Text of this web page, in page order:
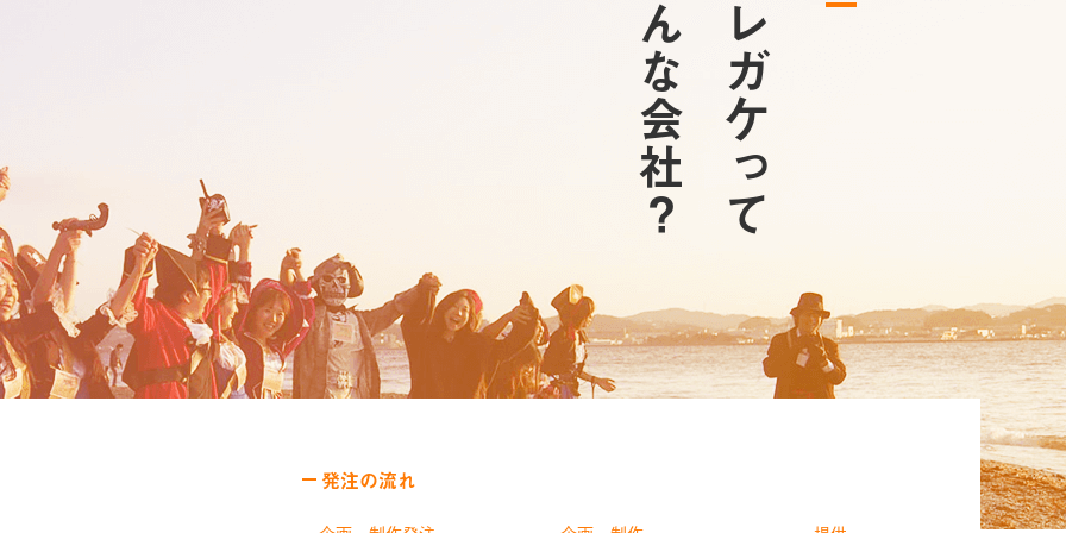
ハレガケって
会社？
発注の流れ